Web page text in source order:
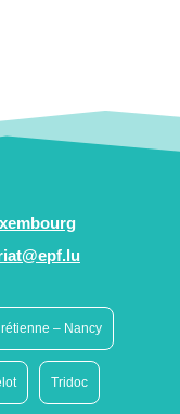
– Nancy
Tridoc